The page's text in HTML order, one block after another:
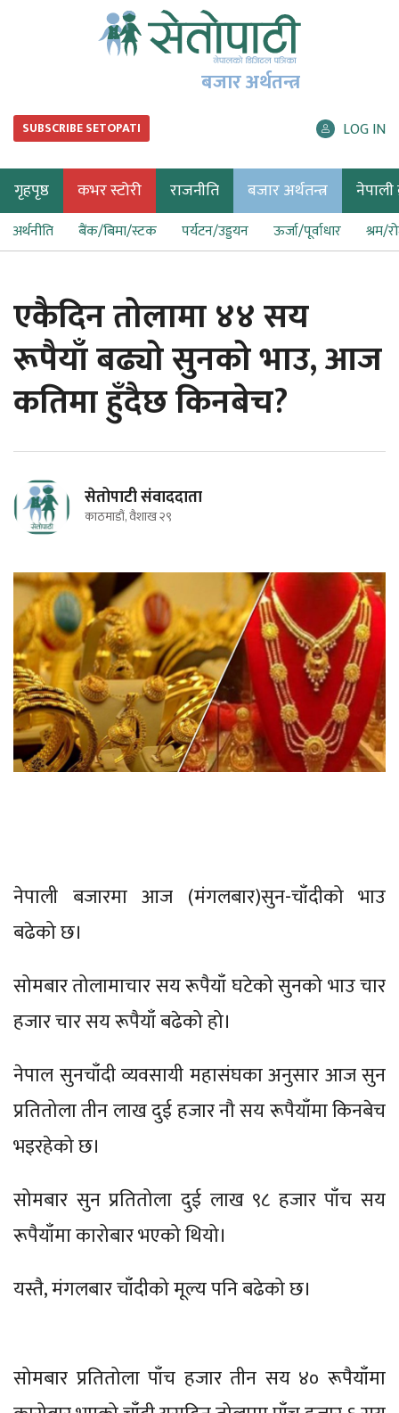
बजार अर्थतन्त्र
SUBSCRIBE SETOPATI LOG IN
गृहपृष्ठ कभर स्टोरी राजनीति बजार अर्थतन्त्र नेपाली
अर्थनीति बैंक/बिमा/स्टक पर्यटन/उड्डयन ऊर्जा/पूर्वाधार श्रम/
एकैदिन तोलामा ४४ सय
रूपैयाँ बढ्यो सुनको भाउ, आज
कतिमा हुँदैछ किनबेच?
सेतोपाटी संवाददाता
काठमाडौं, वैशाख २९
नेपाली बजारमा आज (मंगलबार)सुन-चाँदीको भाउ
बढेको छ।
सोमबार तोलामाचार सय रूपैयाँ घटेको सुनको भाउ चार
हजार चार सय रूपैयाँ बढेको हो।
नेपाल सुनचाँदी व्यवसायी महासंघका अनुसार आज सुन
प्रतितोला तीन लाख दुई हजार नौ सय रूपैयाँमा किनबेच
भइरहेको छ।
सोमबार सुन प्रतितोला दुई लाख ९८ हजार पाँच सय
रूपैयाँमा कारोबार भएको थियो।
यस्तै, मंगलबार चाँदीको मूल्य पनि बढेको छ।
सोमबार प्रतितोला पाँच हजार तीन सय ४० रूपैयाँमा